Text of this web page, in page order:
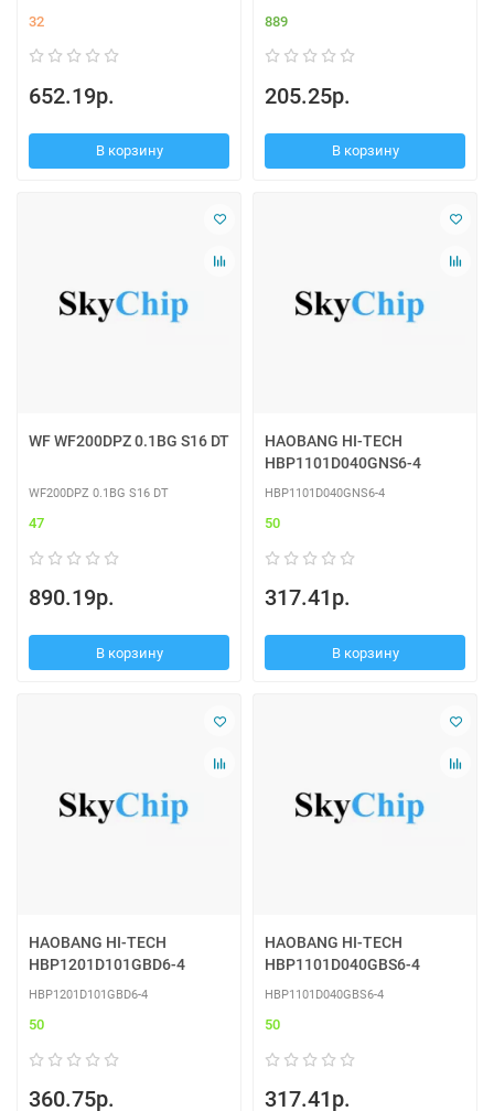
32
652.19р.
В корзину
889
205.25р.
В корзину
WF WF200DPZ 0.1BG S16 DT
WF200DPZ 0.1BG S16 DT
47
890.19р.
В корзину
HAOBANG HI-TECH
HBP1101D040GNS6-4
HBP1101D040GNS6-4
50
317.41р.
В корзину
HAOBANG HI-TECH
HBP1201D101GBD6-4
HBP1201D101GBD6-4
50
360.75р.
HAOBANG HI-TECH
HBP1101D040GBS6-4
HBP1101D040GBS6-4
50
317.41р.